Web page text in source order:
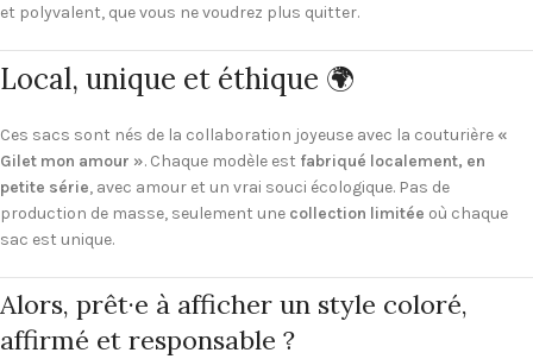
et polyvalent, que vous ne voudrez plus quitter.
Local, unique et éthique 🌍
Ces sacs sont nés de la collaboration joyeuse avec la couturière «
Gilet mon amour ». Chaque modèle est fabriqué localement, en
petite série, avec amour et un vrai souci écologique. Pas de
production de masse, seulement une collection limitée où chaque
sac est unique.
Alors, prêt·e à afficher un style coloré,
affirmé et responsable ?